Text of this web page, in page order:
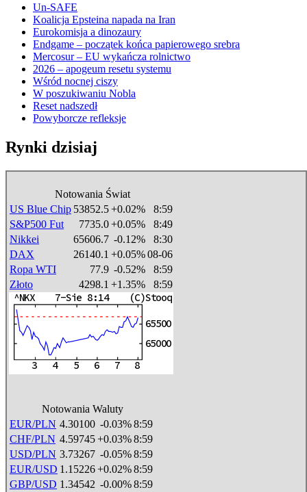
Un-SAFE
Koalicja Epsteina napada na Iran
Eurokomisja a dinozaury
Endgame – początek końca papierowego srebra
Mercosur – EU wykańcza rolnictwo
2026 – apogeum resetu systemu
Wśród nocnej ciszy
W poszukiwaniu Nobla
Reset nadszedł
Powyborcze refleksje
Rynki dzisiaj
Notowania Świat
US Blue Chip 53852.5+0.02%
8:59
S&P500 Fut
7735.0+0.05%
8:49
Nikkei
65606.7 -0.12%
8:30
DAX
26140.1 +0.05%08-06
Ropa WTI
77.9 -0.52%
8:59
Złoto
4298.1 +1.35% 8:59
Notowania Waluty
EUR/PLN 4.30100 -0.03%8:59
CHF/PLN 4.59745+0.03%8:59
USD/PLN 3.73267 -0.05%8:59
EUR/USD 1.15226+0.02%8:59
GBP/USD 1.34542 -0.00%8:59